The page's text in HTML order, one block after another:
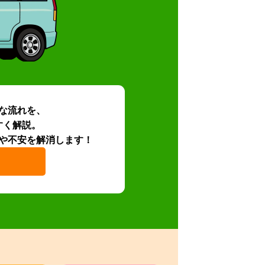
流れを、
解説。
不安を解消します！